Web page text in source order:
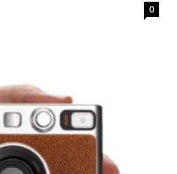
0